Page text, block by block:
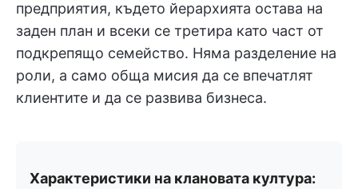
предприятия, където йерархията остава на
заден план и всеки се третира като част от
подкрепящо семейство. Няма разделение на
роли, а само обща мисия да се впечатлят
клиентите и да се развива бизнеса.
Характеристики на клановата култура: